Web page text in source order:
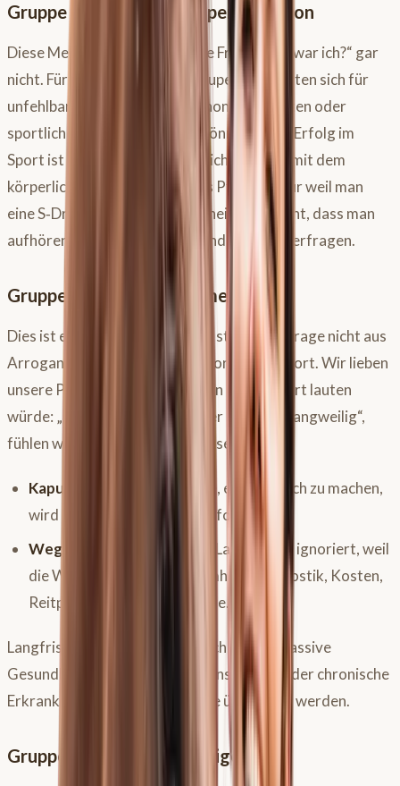
Gruppe 1: Die „Ich war super“-Fraktion
Diese Menschen stellen sich die Frage „Wie war ich?“ gar
nicht. Für sie ist klar: „Ich war super!“ Sie halten sich für
unfehlbar, weil sie vielleicht schon lange reiten oder
sportliche Erfolge vorweisen können. Doch Erfolg im
Sport ist nicht automatisch gleichzusetzen mit dem
körperlichen Wohlbefinden des Pferdes. Nur weil man
eine S‑Dressur gewonnen hat, heißt das nicht, dass man
aufhören sollte, das eigene Handeln zu hinterfragen.
Gruppe 2: Die Angst-Vermeider
Dies ist eine riesige Gruppe. Sie stellen die Frage nicht aus
Arroganz, sondern aus Angst vor der Antwort. Wir lieben
unsere Pferde abgöttisch. Wenn die Antwort lauten
würde: „Mir tut etwas weh“ oder „Das war langweilig“,
fühlen wir uns schuldig. Die Konsequenz?
Kaputt schonen:
Aus Sorge, etwas falsch zu machen,
wird das Pferd massiv unterfordert.
Wegschauen:
Ein unrundes Laufen wird ignoriert, weil
die Wahrheit (Tierarzt, Lahmheitsdiagnostik, Kosten,
Reitpause) unangenehm wäre.
Langfristig riskierst du hierdurch jedoch massive
Gesundheitsschäden wie Sehnenschäden oder chronische
Erkrankungen, weil Warnsignale übersehen werden.
Gruppe 3: Die Unverständigen